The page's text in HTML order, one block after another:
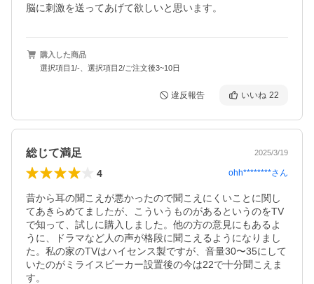
脳に刺激を送ってあげて欲しいと思います。
購入した商品
選択項目1/-、選択項目2/ご注文後3~10日
違反報告 いいね 22
総じて満足 2025/3/19
4 ohh********さん
昔から耳の聞こえが悪かったので聞こえにくいことに関し
てあきらめてましたが、こういうものがあるというのをTV
で知って、試しに購入しました。他の方の意見にもあるよ
うに、ドラマなど人の声が格段に聞こえるようになりまし
た。私の家のTVはハイセンス製ですが、音量30〜35にして
いたのがミライスピーカー設置後の今は22で十分聞こえま
す。